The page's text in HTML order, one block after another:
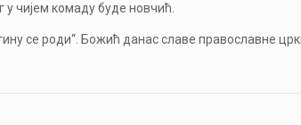
у чијем комаду буде новчић.
се роди“. Божић данас славе православне